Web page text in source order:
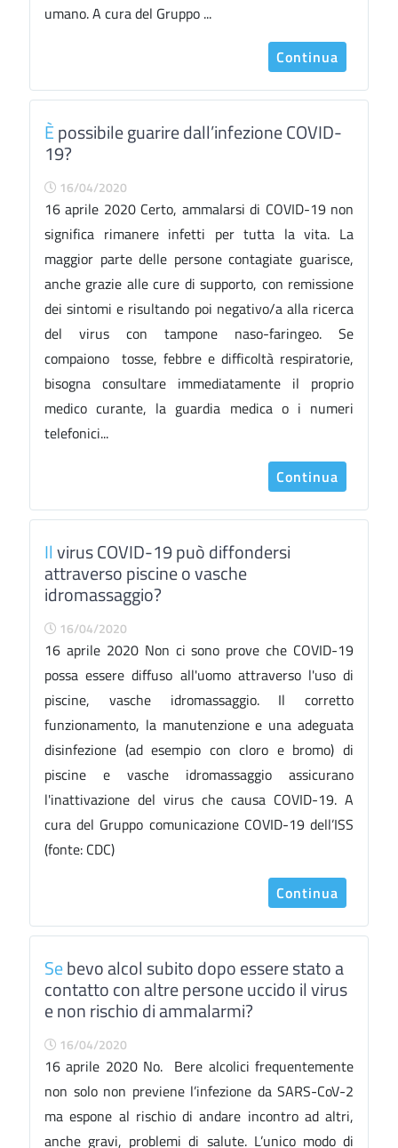
umano. A cura del Gruppo ...
Continua
Èpossibile guarire dall’infezione COVID-
19?
16/04/2020
16 aprile 2020 Certo, ammalarsi di COVID-19 non
significa rimanere infetti per tutta la vita. La
maggior parte delle persone contagiate guarisce,
anche grazie alle cure di supporto, con remissione
dei sintomi e risultando poi negativo/a alla ricerca
del virus con tampone naso-faringeo. Se
compaiono tosse, febbre e difficoltà respiratorie,
bisogna consultare immediatamente il proprio
medico curante, la guardia medica o i numeri
telefonici...
Continua
Ilvirus COVID-19 può diffondersi
attraverso piscine o vasche
idromassaggio?
16/04/2020
16 aprile 2020 Non ci sono prove che COVID-19
possa essere diffuso all'uomo attraverso l'uso di
piscine, vasche idromassaggio. Il corretto
funzionamento, la manutenzione e una adeguata
disinfezione (ad esempio con cloro e bromo) di
piscine e vasche idromassaggio assicurano
l'inattivazione del virus che causa COVID-19. A
cura del Gruppo comunicazione COVID-19 dell’ISS
(fonte: CDC)
Continua
Sebevo alcol subito dopo essere stato a
contatto con altre persone uccido il virus
e non rischio di ammalarmi?
16/04/2020
16 aprile 2020 No. Bere alcolici frequentemente
non solo non previene l’infezione da SARS-CoV-2
ma espone al rischio di andare incontro ad altri,
anche gravi, problemi di salute. L’unico modo di